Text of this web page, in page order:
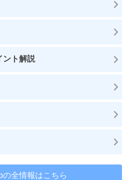
ント解説
の全情報はこちら